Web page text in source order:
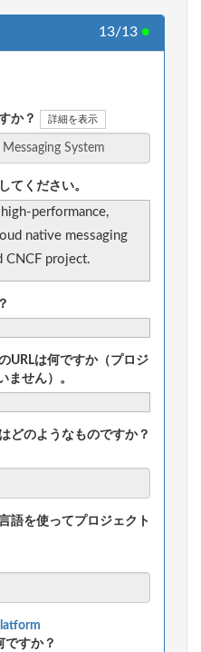
13/13 ●
か？ 詳細を表示
てください。
performance,
native messaging
CNCF project.
URLは何ですか（プロジ
ません）。
どのようなものですか？
語を使ってプロジェクト
ですか？